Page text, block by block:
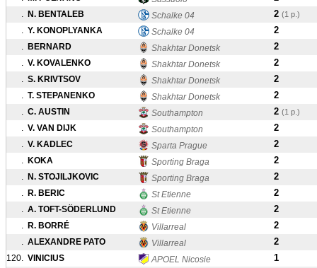
. N. BENTALEB Schalke 04 2 (1 p.)
. Y. KONOPLYANKA Schalke 04 2
. BERNARD Shakhtar Donetsk 2
. V. KOVALENKO Shakhtar Donetsk 2
. S. KRIVTSOV Shakhtar Donetsk 2
. T. STEPANENKO Shakhtar Donetsk 2
. C. AUSTIN Southampton 2 (1 p.)
. V. VAN DIJK Southampton 2
. V. KADLEC Sparta Prague 2
. KOKA Sporting Braga 2
. N. STOJILJKOVIC Sporting Braga 2
. R. BERIC St Etienne 2
. A. TOFT-SÖDERLUND St Etienne 2
. R. BORRÉ Villarreal 2
. ALEXANDRE PATO Villarreal 2
120. VINICIUS APOEL Nicosie 1